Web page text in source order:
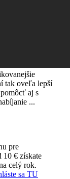
tak oveľa lepší
aj s
...
pre
10 € získate
celý rok.
sa TU